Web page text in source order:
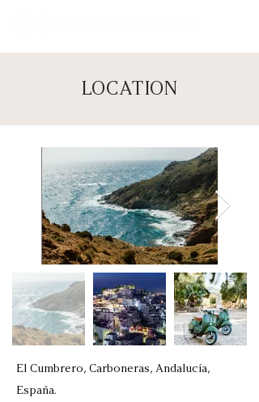
LOCATION
El Cumbrero, Carboneras, Andalucía,
España.